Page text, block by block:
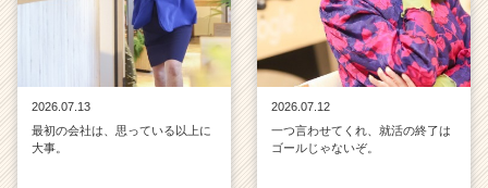
2026.07.13
最初の会社は、思っている以上に
大事。
2026.07.12
一つ言わせてくれ、就活の終了は
ゴールじゃないぞ。